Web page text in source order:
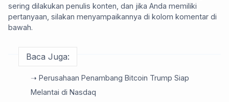
sering dilakukan penulis konten, dan jika Anda memiliki
pertanyaan, silakan menyampaikannya di kolom komentar di
bawah.
Baca Juga:
➝ Perusahaan Penambang Bitcoin Trump Siap
Melantai di Nasdaq